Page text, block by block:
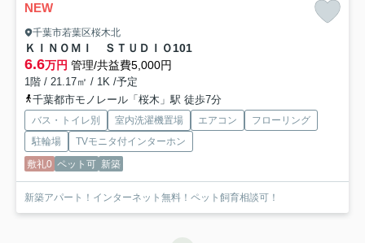
NEW
千葉市若葉区桜木北
ＫＩＮＯＭＩ ＳＴＵＤＩＯ101
6.6万円 管理/共益費5,000円
1階 / 21.17㎡ / 1K /予定
千葉都市モノレール「桜木」駅 徒歩7分
バス・トイレ別 室内洗濯機置場 エアコン
フローリング
駐輪場
TVモニタ付インターホン
敷礼0 ペット可 新築
新築アパート！インターネット無料！ペット飼育相談可！